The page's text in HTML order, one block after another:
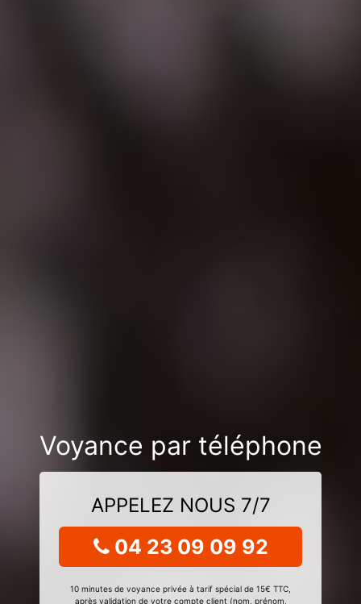
Voyance par téléphone
APPELEZ NOUS 7/7
04 23 09 09 92
10 minutes de voyance privée à tarif spécial de 15€ TTC,
après validation de votre compte client (nom, prénom,